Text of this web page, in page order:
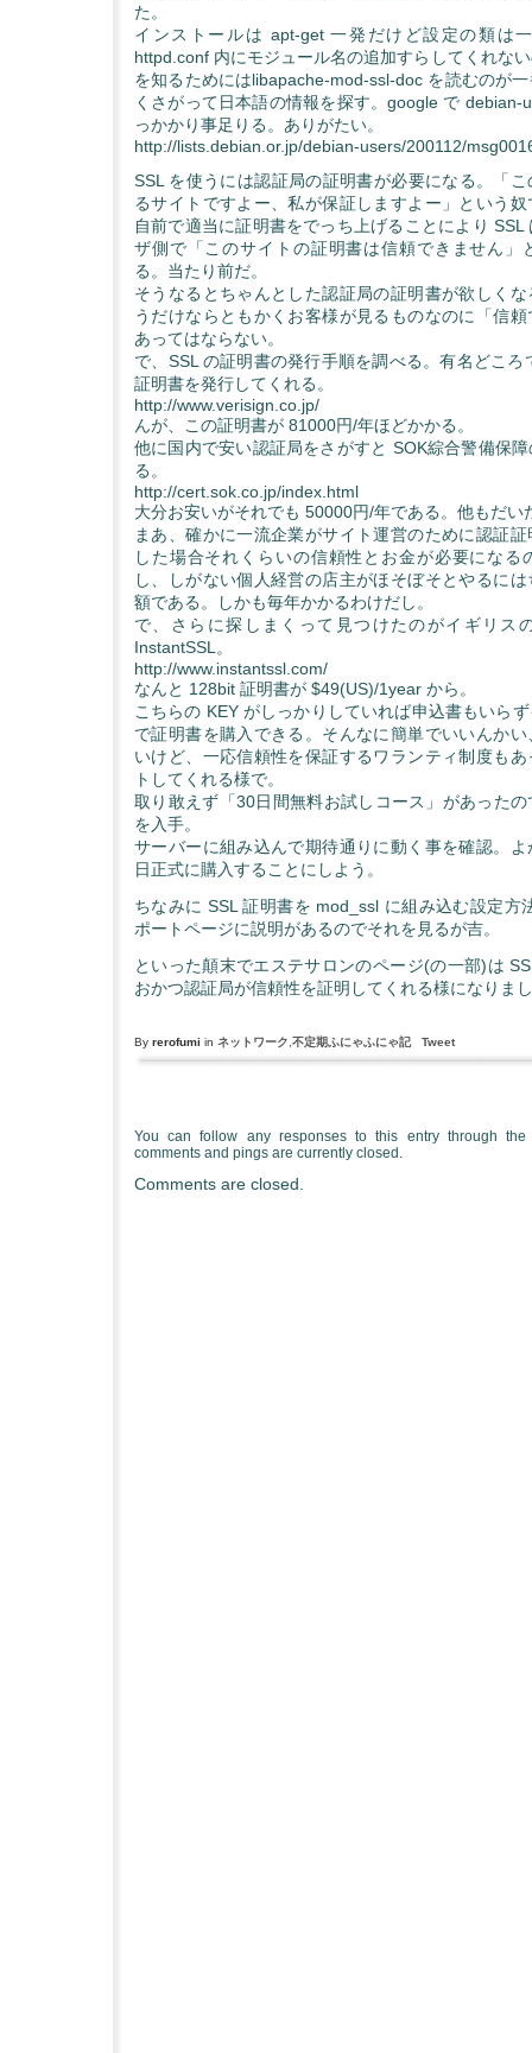
た。
インストールは apt-get 一発だけど設定の類は
httpd.conf 内にモジュール名の追加すらしてくれな
を知るためにはlibapache-mod-ssl-doc を読むのが
くさがって日本語の情報を探す。google で debian-
っかかり事足りる。ありがたい。
http://lists.debian.or.jp/debian-users/200112/
SSL を使うには認証局の証明書が必要になる。「
るサイトですよー、私が保証しますよー」という
自前で適当に証明書をでっち上げることにより SSL
ザ側で「このサイトの証明書は信頼できません」
る。当たり前だ。
そうなるとちゃんとした認証局の証明書が欲しく
うだけならともかくお客様が見るものなのに「信
あってはならない。
で、SSL の証明書の発行手順を調べる。有名どころ
証明書を発行してくれる。
http://www.verisign.co.jp/
んが、この証明書が 81000円/年ほどかかる。
他に国内で安い認証局をさがすと SOK綜合警備保
る。
http://cert.sok.co.jp/index.html
大分お安いがそれでも 50000円/年である。他もだい
まあ、確かに一流企業がサイト運営のために認証
した場合それくらいの信頼性とお金が必要になる
し、しがない個人経営の店主がほそぼそとやるに
額である。しかも毎年かかるわけだし。
で、さらに探しまくって見つけたのがイギリス
InstantSSL。
http://www.instantssl.com/
なんと 128bit 証明書が $49(US)/1year から。
こちらの KEY がしっかりしていれば申込書もいら
で証明書を購入できる。そんなに簡単でいいんか
いけど、一応信頼性を保証するワランティ制度も
トしてくれる様で。
取り敢えず「30日間無料お試しコース」があった
を入手。
サーバーに組み込んで期待通りに動く事を確認。
日正式に購入することにしよう。
ちなみに SSL 証明書を mod_ssl に組み込む設定方
ポートページに説明があるのでそれを見るが吉。
といった顛末でエステサロンのページ(の一部)は
おかつ認証局が信頼性を証明してくれる様になりま
By rerofumi in ネットワーク 不定期ふにゃふにゃ記 Tweet
You can follow any responses to this entry through
comments and pings are currently closed.
Comments are closed.